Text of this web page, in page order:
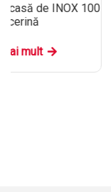
de INOX 100
mult